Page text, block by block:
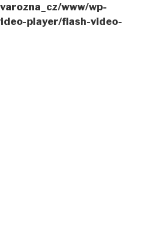
www/wp-
player/flash-video-